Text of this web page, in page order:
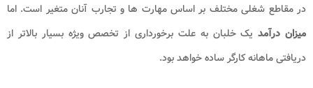
در مقاطع شغلی مختلف بر اساس مهارت ها و تجارب آنان متغیر است. اما
میزان درآمدیک خلبان به علت برخورداری از تخصص ویژه بسیار بالاتر از
دریافتی ماهانه کارگر ساده خواهد بود.